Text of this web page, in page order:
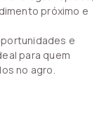
próximo e
e
para quem
no agro.